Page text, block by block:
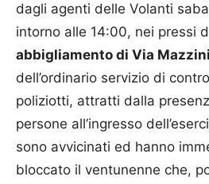
dagli agenti delle Volanti
intorno alle 14:00, nei pressi
abbigliamento di Via
dell’ordinario servizio di
poliziotti, attratti dalla
persone all’ingresso
sono avvicinati ed hanno
bloccato il ventunenne che,